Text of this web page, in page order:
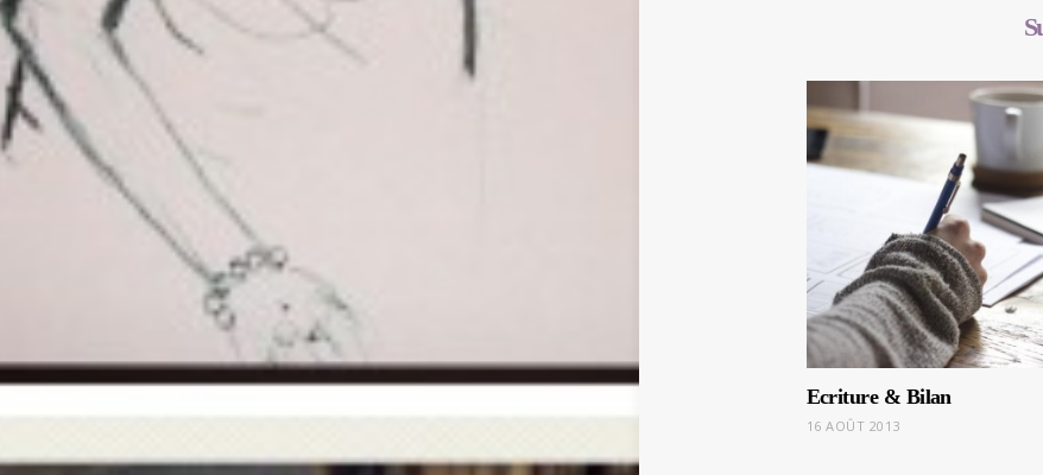
Ecriture & Bilan
16 AOÛT 2013